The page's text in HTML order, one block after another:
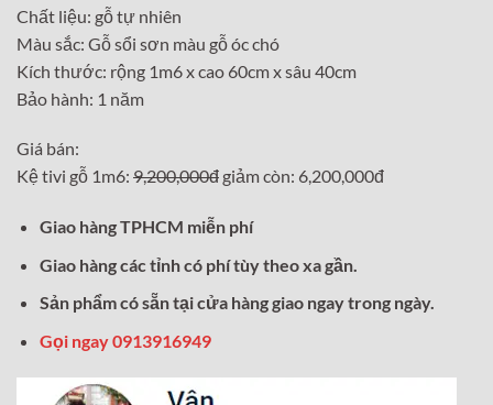
Chất liệu: gỗ tự nhiên
Màu sắc: Gỗ sổi sơn màu gỗ óc chó
Kích thước: rộng 1m6 x cao 60cm x sâu 40cm
Bảo hành: 1 năm
Giá bán:
Kệ tivi gỗ 1m6: 9,200,000đ giảm còn: 6,200,000đ
Giao hàng TPHCM miễn phí
Giao hàng các tỉnh có phí tùy theo xa gần.
Sản phẩm có sẵn tại cửa hàng giao ngay trong ngày.
Gọi ngay 0913916949